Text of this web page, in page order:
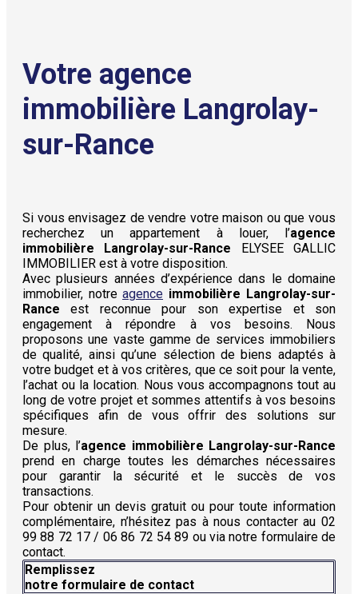
Votre agence
immobilière Langrolay-
sur-Rance
Si vous envisagez de vendre votre maison ou que vous
recherchez un appartement à louer, l’agence
immobilière Langrolay-sur-Rance ELYSEE GALLIC
IMMOBILIER est à votre disposition.
Avec plusieurs années d’expérience dans le domaine
immobilier, notre agence immobilière Langrolay-sur-
Rance est reconnue pour son expertise et son
engagement à répondre à vos besoins. Nous
proposons une vaste gamme de services immobiliers
de qualité, ainsi qu’une sélection de biens adaptés à
votre budget et à vos critères, que ce soit pour la vente,
l’achat ou la location. Nous vous accompagnons tout au
long de votre projet et sommes attentifs à vos besoins
spécifiques afin de vous offrir des solutions sur
mesure.
De plus, l’agence immobilière Langrolay-sur-Rance
prend en charge toutes les démarches nécessaires
pour garantir la sécurité et le succès de vos
transactions.
Pour obtenir un devis gratuit ou pour toute information
complémentaire, n’hésitez pas à nous contacter au 02
99 88 72 17 / 06 86 72 54 89 ou via notre formulaire de
contact.
Remplissez
notre formulaire de contact